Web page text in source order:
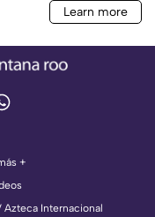
+
Azteca Internacional